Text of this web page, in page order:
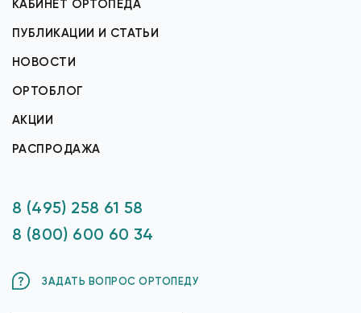
КАБИНЕТ ОРТОПЕДА
ПУБЛИКАЦИИ И СТАТЬИ
НОВОСТИ
ОРТОБЛОГ
АКЦИИ
РАСПРОДАЖА
8 (495) 258 61 58
8 (800) 600 60 34
ЗАДАТЬ ВОПРОС ОРТОПЕДУ